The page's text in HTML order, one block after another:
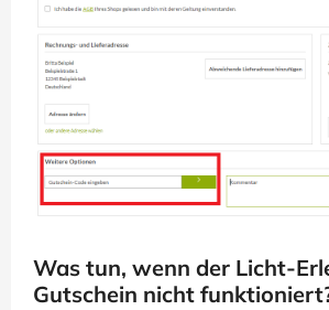
Was tun, wenn der Licht-
Gutschein nicht